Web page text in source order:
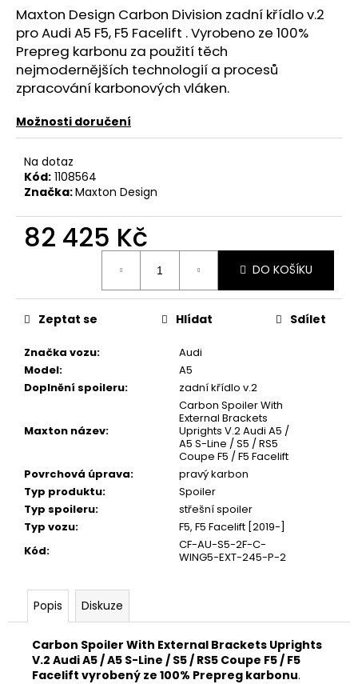
Maxton Design Carbon Division zadní křídlo v.2
pro Audi A5 F5, F5 Facelift . Vyrobeno ze 100%
Prepreg karbonu za použití těch
nejmodernějších technologií a procesů
zpracování karbonových vláken.
Možnosti doručení
Na dotaz
Kód: 1108564
Značka:Maxton Design
82 425 Kč
DO KOŠÍKU
Značka vozu:
Audi
Model:
A5
Doplnění spoileru: zadní křídlo v.2
Maxton název:
Carbon Spoiler With
External Brackets
Uprights V.2 Audi A5 /
A5 S-Line / S5 / RS5
Coupe F5 / F5 Facelift
Povrchová úprava:
pravý karbon
Typ produktu:
Spoiler
Typ spoileru:
střešní spoiler
Typ vozu:
F5, F5 Facelift [2019-]
Kód:
CF-AU-S5-2F-C-
WING5-EXT-245-P-2
Zeptat se Hlídat Sdílet
Popis Diskuze
Carbon Spoiler With External Brackets Uprights
V.2 Audi A5 / A5 S-Line / S5 / RS5 Coupe F5 / F5
Facelift vyrobený ze 100% Prepreg karbonu.
NGK
ČERVENÝ
ZAPALOVACÍ
MODUL
2.0TFSI
2.0TSI
EA113
EA888.1/2
2.5TFSI
849
Kč